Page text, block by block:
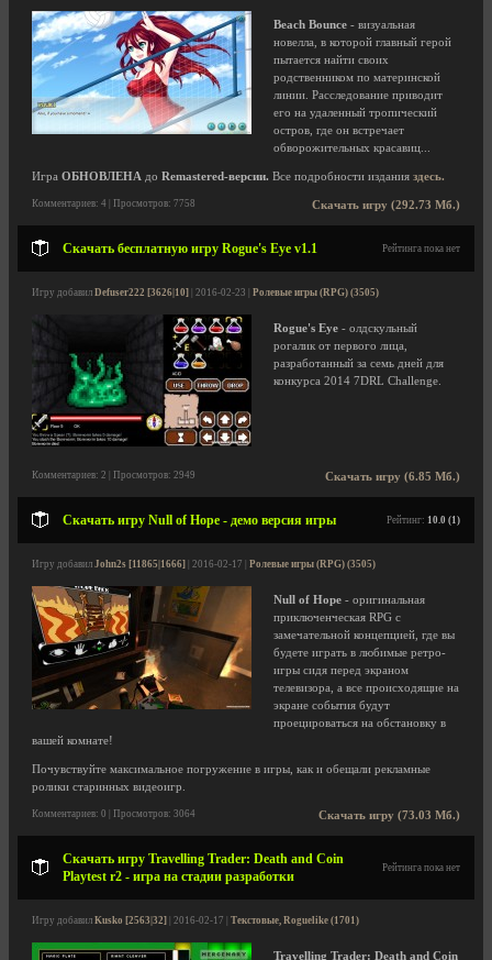
Beach Bounce - визуальная
новелла, в которой главный герой
пытается найти своих
родственником по материнской
линии. Расследование приводит
его на удаленный тропический
остров, где он встречает
обворожительных красавиц...
Игра ОБНОВЛЕНА до Remastered-версии. Все подробности издания здесь.
Скачать игру (292.73 Мб.)
Комментариев: 4 | Просмотров: 7758
Скачать бесплатную игру Rogue's Eye v1.1 Рейтинга пока нет
Игру добавил Defuser222 [3626|10] | 2016-02-23 | Ролевые игры (RPG) (3505)
Rogue's Eye - олдскульный
рогалик от первого лица,
разработанный за семь дней для
конкурса 2014 7DRL Challenge.
Скачать игру (6.85 Мб.)
Комментариев: 2 | Просмотров: 2949
Скачать игру Null of Hope - демо версия игры Рейтинг: 10.0 (1)
Игру добавил John2s [11865|1666] | 2016-02-17 | Ролевые игры (RPG) (3505)
Null of Hope - оригинальная
приключенческая RPG с
замечательной концепцией, где вы
будете играть в любимые ретро-
игры сидя перед экраном
телевизора, а все происходящие на
экране события будут
проецироваться на обстановку в
вашей комнате!
Почувствуйте максимальное погружение в игры, как и обещали рекламные
ролики старинных видеоигр.
Скачать игру (73.03 Мб.)
Комментариев: 0 | Просмотров: 3064
Скачать игру Travelling Trader: Death and Coin
Playtest r2 - игра на стадии разработки
Рейтинга пока нет
Игру добавил Kusko [2563|32] | 2016-02-17 | Текстовые, Roguelike (1701)
Travelling Trader: Death and Coin